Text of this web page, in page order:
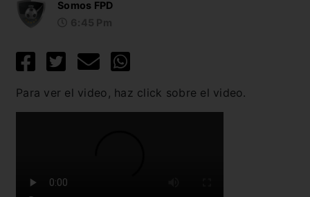
Somos FPD
Para ver el video, haz click sobre el video.